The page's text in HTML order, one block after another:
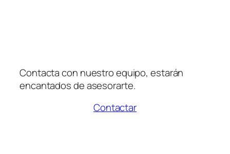
Contacta con nuestro equipo, estarán
encantados de asesorarte.
Contactar